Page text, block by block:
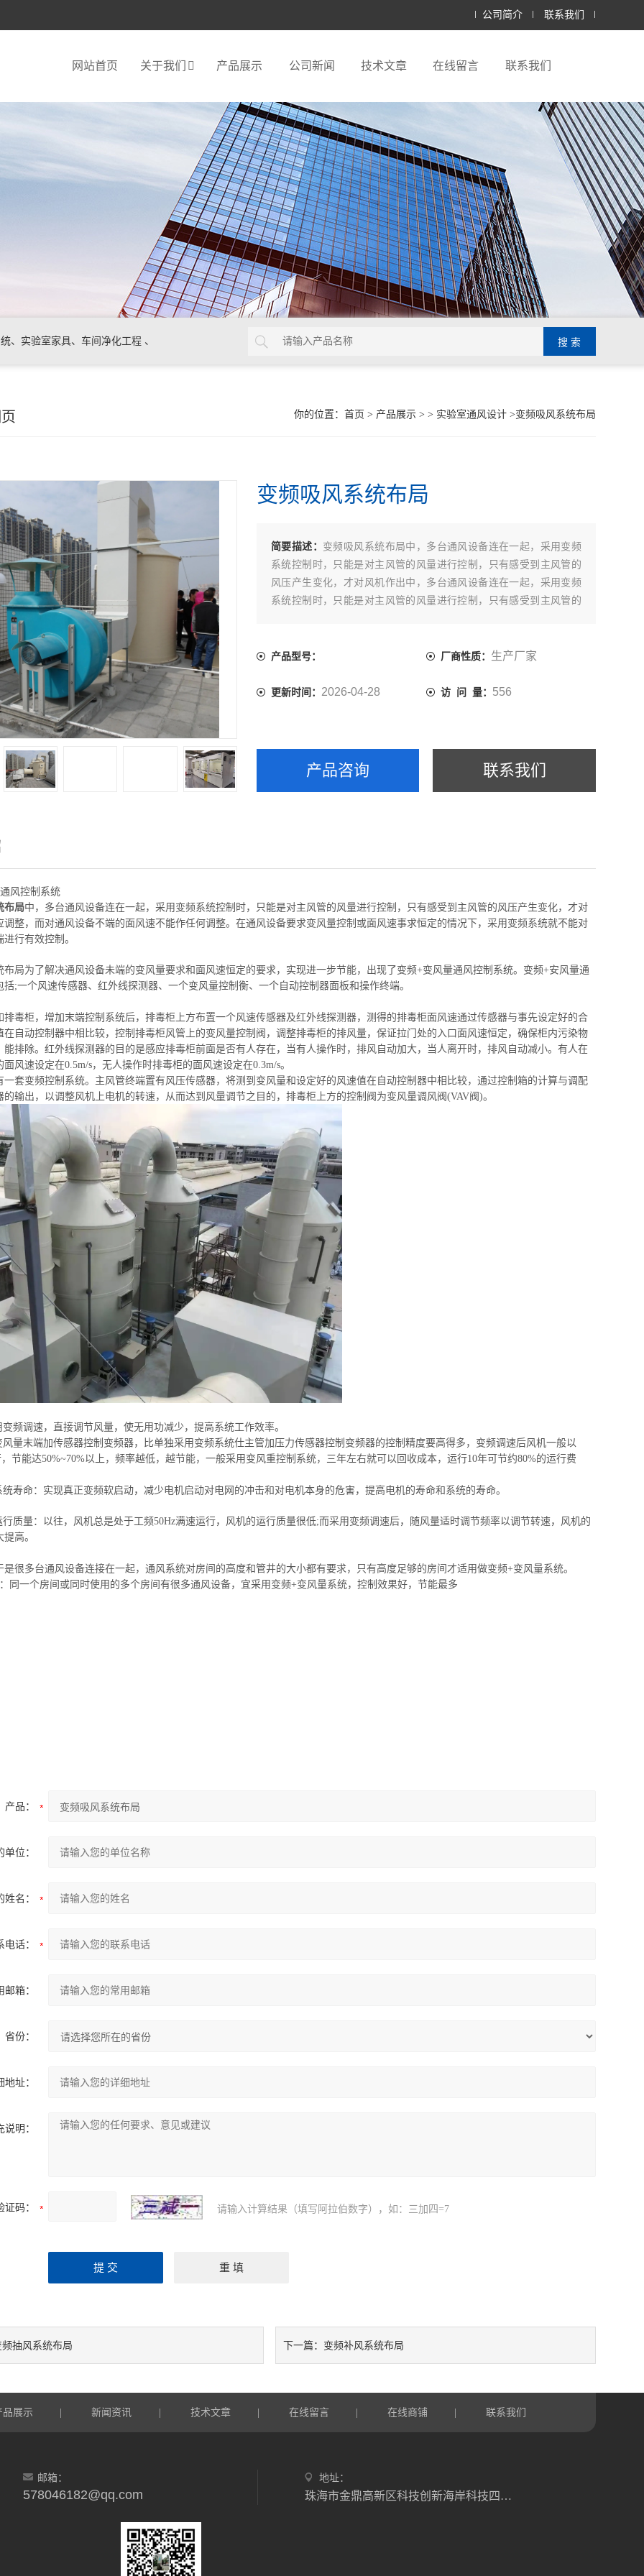
公司简介 联系我们
网站首页 关于我们 产品展示 公司新闻 技术文章 在线留言 联系我们
、实验室家具、车间净化工程 、
你的位置： 首页 > 产品展示> > 实验室通风设计>变频吸风系统布局
变频吸风系统布局
简要描述： 变频吸风系统布局中，多台通风设备连在一起，采用变频
系统控制时，只能是对主风管的风量进行控制，只有感受到主风管的
风压产生变化，才对风机作出中，多台通风设备连在一起，采用变频
系统控制时，只能是对主风管的风量进行控制，只有感受到主风管的
产品型号：
厂商性质： 生产厂家
更新时间： 2026-04-28 访 问 量： 556
产品咨询 联系我们
风控制系统
布局中，多台通风设备连在一起，采用变频系统控制时，只能是对主风管的风量进行控制，只有感受到主风管的风压产生变化，才对
调整，而对通风设备不端的面风速不能作任何调整。在通风设备要求变风量控制或面风速事求恒定的情况下，采用变频系统就不能对
进行有效控制。
布局为了解决通风设备未端的变风量要求和面风速恒定的要求，实现进一步节能，出现了变频+变风量通风控制系统。变频+安风量通
括;一个风速传感器、红外线探测器、一个变风量控制衡、一个自动控制器面板和操作终端。
排毒柜，增加末端控制系统后，排毒柜上方布置一个风速传感器及红外线探测器，测得的排毒柜面风速通过传感器与事先设定好的合
在自动控制器中相比较，控制排毒柜风管上的变风量控制阀，调整排毒柜的排风量，保证拉门处的入口面风速恒定，确保柜内污染物
能排除。红外线探测器的目的是感应排毒柜前面是否有人存在，当有人操作时，排风自动加大，当人离开时，排风自动减小。有人在
风速设定在0.5m/s，无人操作时排毒柜的面风速设定在0.3m/s。
一套变频控制系统。主风管终端置有风压传感器，将测到变风量和设定好的风速值在自动控制器中相比较，通过控制箱的计算与调配
的输出，以调整风机上电机的转速，从而达到风量调节之目的，排毒柜上方的控制阀为变风量调风阀(VAV阀)。
频调速，直接调节风量，使无用功减少，提高系统工作效率。
量末端加传感器控制变频器，比单独采用变频系统仕主管加压力传感器控制变频器的控制精度要高得多，变频调速后风机一般以
，节能达50%~70%以上，频率越低，越节能，一般采用变风重控制系统，三年左右就可以回收成本，运行10年可节约80%的运行费
寿命：实现真正变频软启动，减少电机启动对电网的冲击和对电机本身的危害，提高电机的寿命和系统的寿命。
质量：以往，风机总是处于工频50Hz满速运行，风机的运行质量很低;而采用变频调速后，随风量适时调节频率以调节转速，风机的
高。
是很多台通风设备连接在一起，通风系统对房间的高度和管井的大小都有要求，只有高度足够的房间才适用做变频+变风量系统。
同一个房间或同时使用的多个房间有很多通风设备，宜采用变频+变风量系统，控制效果好，节能最多
产品：
单位：
姓名：
电话：
邮箱：
省份：
地址：
说明：
证码： 请输入计算结果（填写阿拉伯数字），如：三加四=7
抽风系统布局 下一篇： 变频补风系统布局
品展示 | 新闻资讯 | 技术文章 | 在线留言 | 在线商铺 | 联系我们
邮箱：
578046182@qq.com
地址：
珠海市金鼎高新区科技创新海岸科技四路6号